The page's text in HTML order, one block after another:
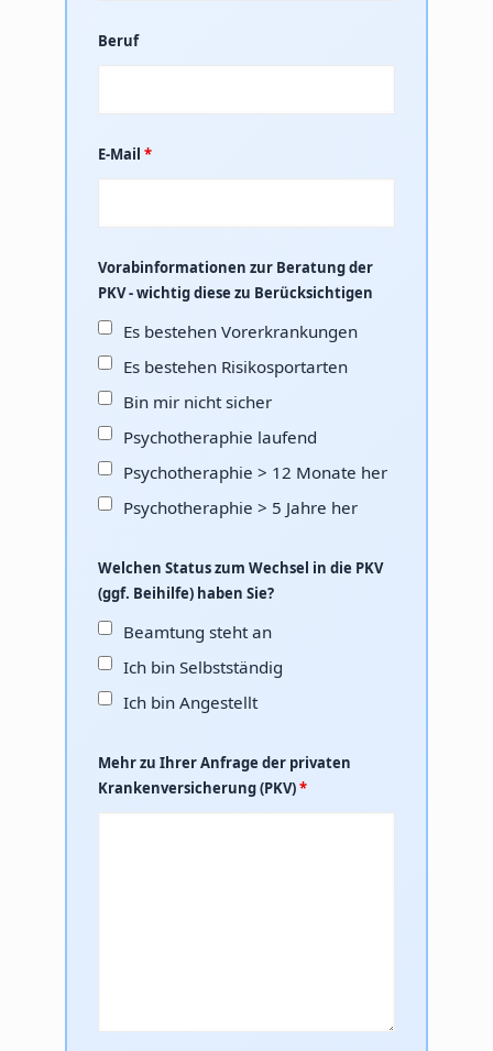
Beruf
E-Mail *
Vorabinformationen zur Beratung der
PKV - wichtig diese zu Berücksichtigen
Es bestehen Vorerkrankungen
Es bestehen Risikosportarten
Bin mir nicht sicher
Psychotheraphie laufend
Psychotheraphie > 12 Monate her
Psychotheraphie > 5 Jahre her
Welchen Status zum Wechsel in die PKV
(ggf. Beihilfe) haben Sie?
Beamtung steht an
Ich bin Selbstständig
Ich bin Angestellt
Mehr zu Ihrer Anfrage der privaten
Krankenversicherung (PKV)*